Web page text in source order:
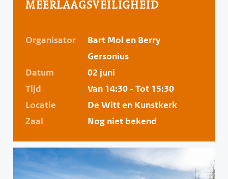
MEERLAAGSVEILIGHEID
Organisator
Bart Mol en Berry
Gersonius
Datum
02 juni
Tijd
Van 14:30 - Tot 15:30
Locatie
De Witt en Kunstkerk
Zaal
Nog niet bekend